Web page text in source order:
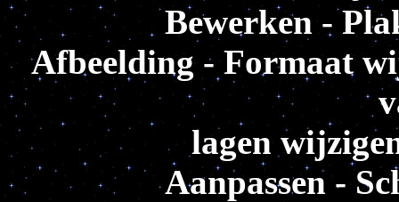
Bewerken -
Afbeelding - Formaat
lagen
Aanpassen -